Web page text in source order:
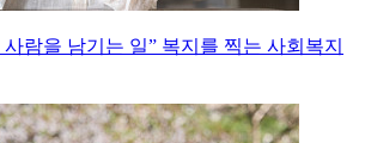
사람을 남기는 일” 복지를 찍는 사회복지